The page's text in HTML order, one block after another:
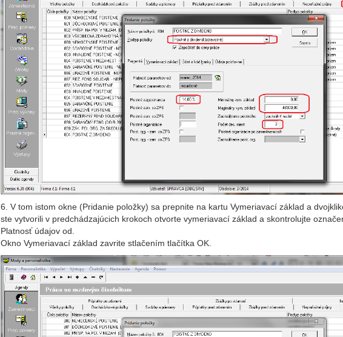
6. V tom istom okne (Pridanie položky) sa prepnite na kartu Vymeriavací základ a
ste vytvorili v predchádzajúcich krokoch otvorte vymeriavací základ a skontrolujte
Platnosť údajov od.
Okno Vymeriavací základ zavrite stlačením tlačítka OK.